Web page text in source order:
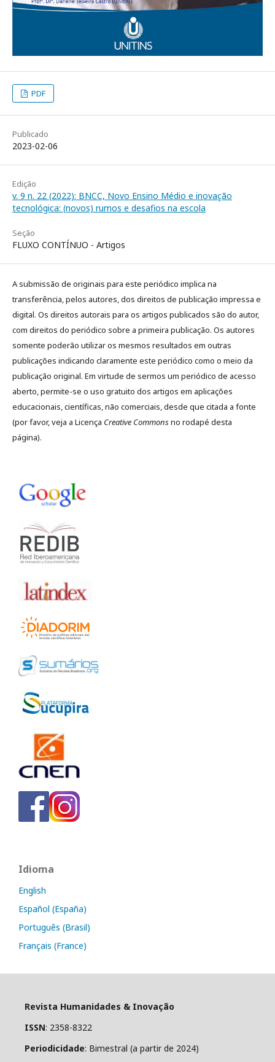
PDF
Publicado
2023-02-06
Edição
v. 9 n. 22 (2022): BNCC, Novo Ensino Médio e inovação
tecnológica: (novos) rumos e desafios na escola
Seção
FLUXO CONTÍNUO - Artigos
A submissão de originais para este periódico implica na
transferência, pelos autores, dos direitos de publicação impressa e
digital. Os direitos autorais para os artigos publicados são do autor,
com direitos do periódico sobre a primeira publicação. Os autores
somente poderão utilizar os mesmos resultados em outras
publicações indicando claramente este periódico como o meio da
publicação original. Em virtude de sermos um periódico de acesso
aberto, permite-se o uso gratuito dos artigos em aplicações
educacionais, científicas, não comerciais, desde que citada a fonte
(por favor, veja a Licença Creative Commonsno rodapé desta
página).
Idioma
English
Español (España)
Português (Brasil)
Français (France)
Revista Humanidades & Inovação
ISSN: 2358-8322
Periodicidade: Bimestral (a partir de 2024)